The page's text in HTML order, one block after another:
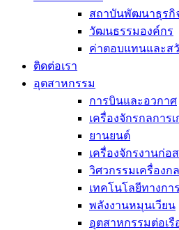
สถาบันพัฒนาธุรกิ
วัฒนธรรมองค์กร
ค่าตอบแทนและส
ติดต่อเรา
อุตสาหกรรม
การบินและอวกาศ
เครื่องจักรกลการ
ยานยนต์
เครื่องจักรงานก่อ
วิศวกรรมเครื่องก
เทคโนโลยีทางกา
พลังงานหมุนเวียน
อุตสาหกรรมต่อเรื